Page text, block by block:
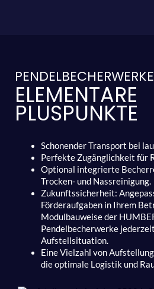
PENDELBECHERWERKE
ELEMENTARE
PLUSPUNKTE
Schonender Transport bei
Perfekte Zugänglichkeit für
Optional integrierte
Trocken- und Nassreinigung.
Zukunftssicherheit:
Förderaufgaben in Ihrem
Modulbauweise der
Pendelbecherwerke
Aufstellsituation.
Eine Vielzahl von
die optimale Logistik und